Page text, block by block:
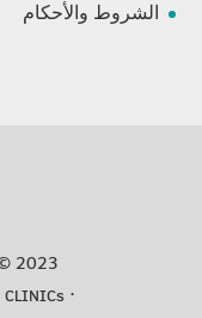
الشروط والأحكام
2023
⋅ Sᴘᴏɴsᴏʀᴇᴅ ʙʏ